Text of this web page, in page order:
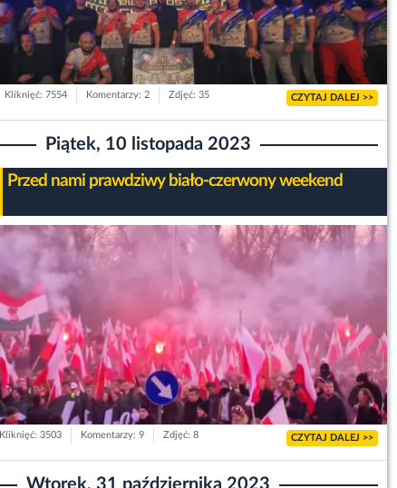
Kliknięć: 7554 Komentarzy: 2 Zdjęć: 35 CZYTAJ DALEJ >>
Piątek, 10 listopada 2023
Przed nami prawdziwy biało-czerwony weekend
Kliknięć: 3503 Komentarzy: 9 Zdjęć: 8 CZYTAJ DALEJ >>
Wtorek, 31 października 2023